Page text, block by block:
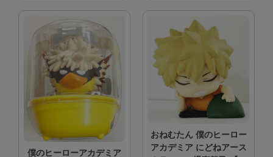
僕のヒーローアカデミア
おねむたん 僕のヒーロー
アカデミア にどねアース